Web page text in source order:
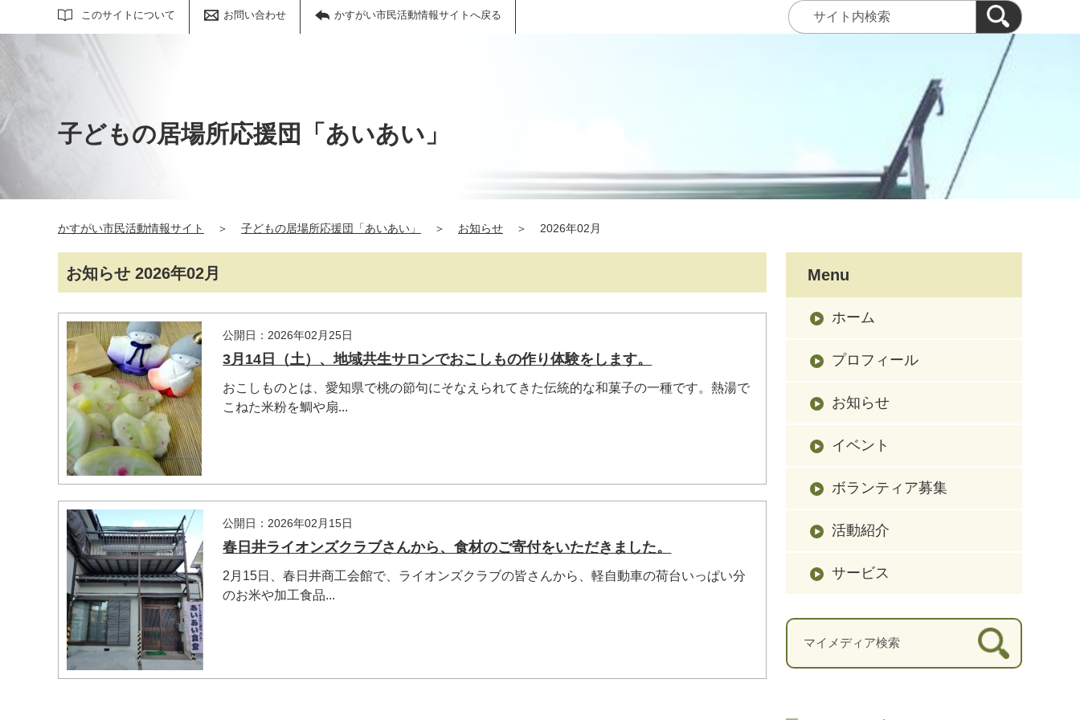
このサイトについて お問い合わせ かすがい市民活動情報サイトへ戻る
サイト内検索
子どもの居場所応援団「あいあい」
かすがい市民活動情報サイト ＞ 子どもの居場所応援団「あいあい」 ＞ お知らせ ＞ 2026年02月
お知らせ 2026年02月
公開日：2026年02月25日
3月14日（土）、地域共生サロンでおこしもの作り体験をします。
おこしものとは、愛知県で桃の節句にそなえられてきた伝統的な和菓子の一種です。熱湯で
こねた米粉を鯛や扇...
公開日：2026年02月15日
春日井ライオンズクラブさんから、食材のご寄付をいただきました。
2月15日、春日井商工会館で、ライオンズクラブの皆さんから、軽自動車の荷台いっぱい分
のお米や加工食品...
Menu
ホーム
プロフィール
お知らせ
イベント
ボランティア募集
活動紹介
サービス
マイメディア検索